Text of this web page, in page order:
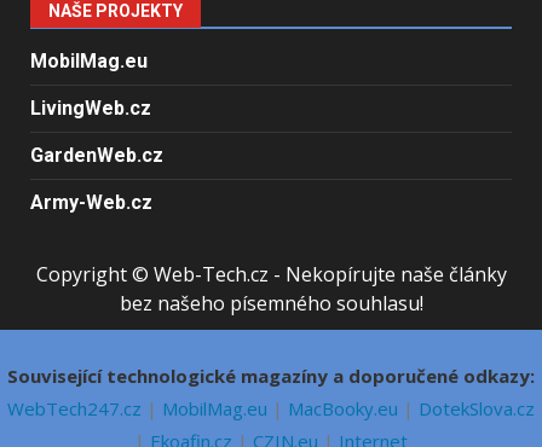
NAŠE PROJEKTY
MobilMag.eu
LivingWeb.cz
GardenWeb.cz
Army-Web.cz
Copyright © Web-Tech.cz - Nekopírujte naše články
bez našeho písemného souhlasu!
Související technologické magazíny a doporučené odkazy:
WebTech247.cz | MobilMag.eu | MacBooky.eu | DotekSlova.cz
| Ekoafin.cz | CZIN.eu | Internet